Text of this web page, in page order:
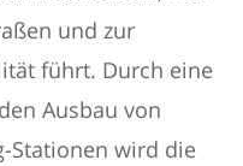
und zur
führt. Durch eine
Ausbau von
Stationen wird die